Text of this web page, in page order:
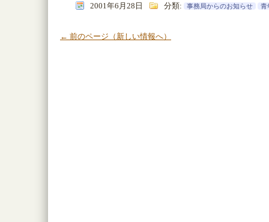
2001年6月28日 分類: 事務局からのお知らせ 青
← 前のページ（新しい情報へ）